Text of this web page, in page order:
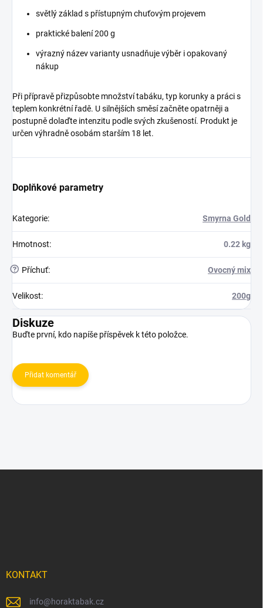
světlý základ s přístupným chuťovým projevem
praktické balení 200 g
výrazný název varianty usnadňuje výběr i opakovaný
nákup
Při přípravě přizpůsobte množství tabáku, typ korunky a práci s
teplem konkrétní řadě. U silnějších směsí začněte opatrněji a
postupně dolaďte intenzitu podle svých zkušeností. Produkt je
určen výhradně osobám starším 18 let.
Doplňkové parametry
Kategorie: Smyrna Gold
Hmotnost: 0.22 kg
? Příchuť: Ovocný mix
Velikost: 200g
Diskuze
Buďte první, kdo napíše příspěvek k této položce.
Přidat komentář
KONTAKT
info@horaktabak.cz